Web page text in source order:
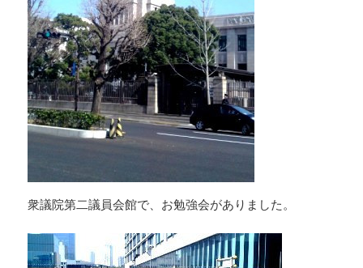
衆議院第二議員会館で、お勉強会がありました。